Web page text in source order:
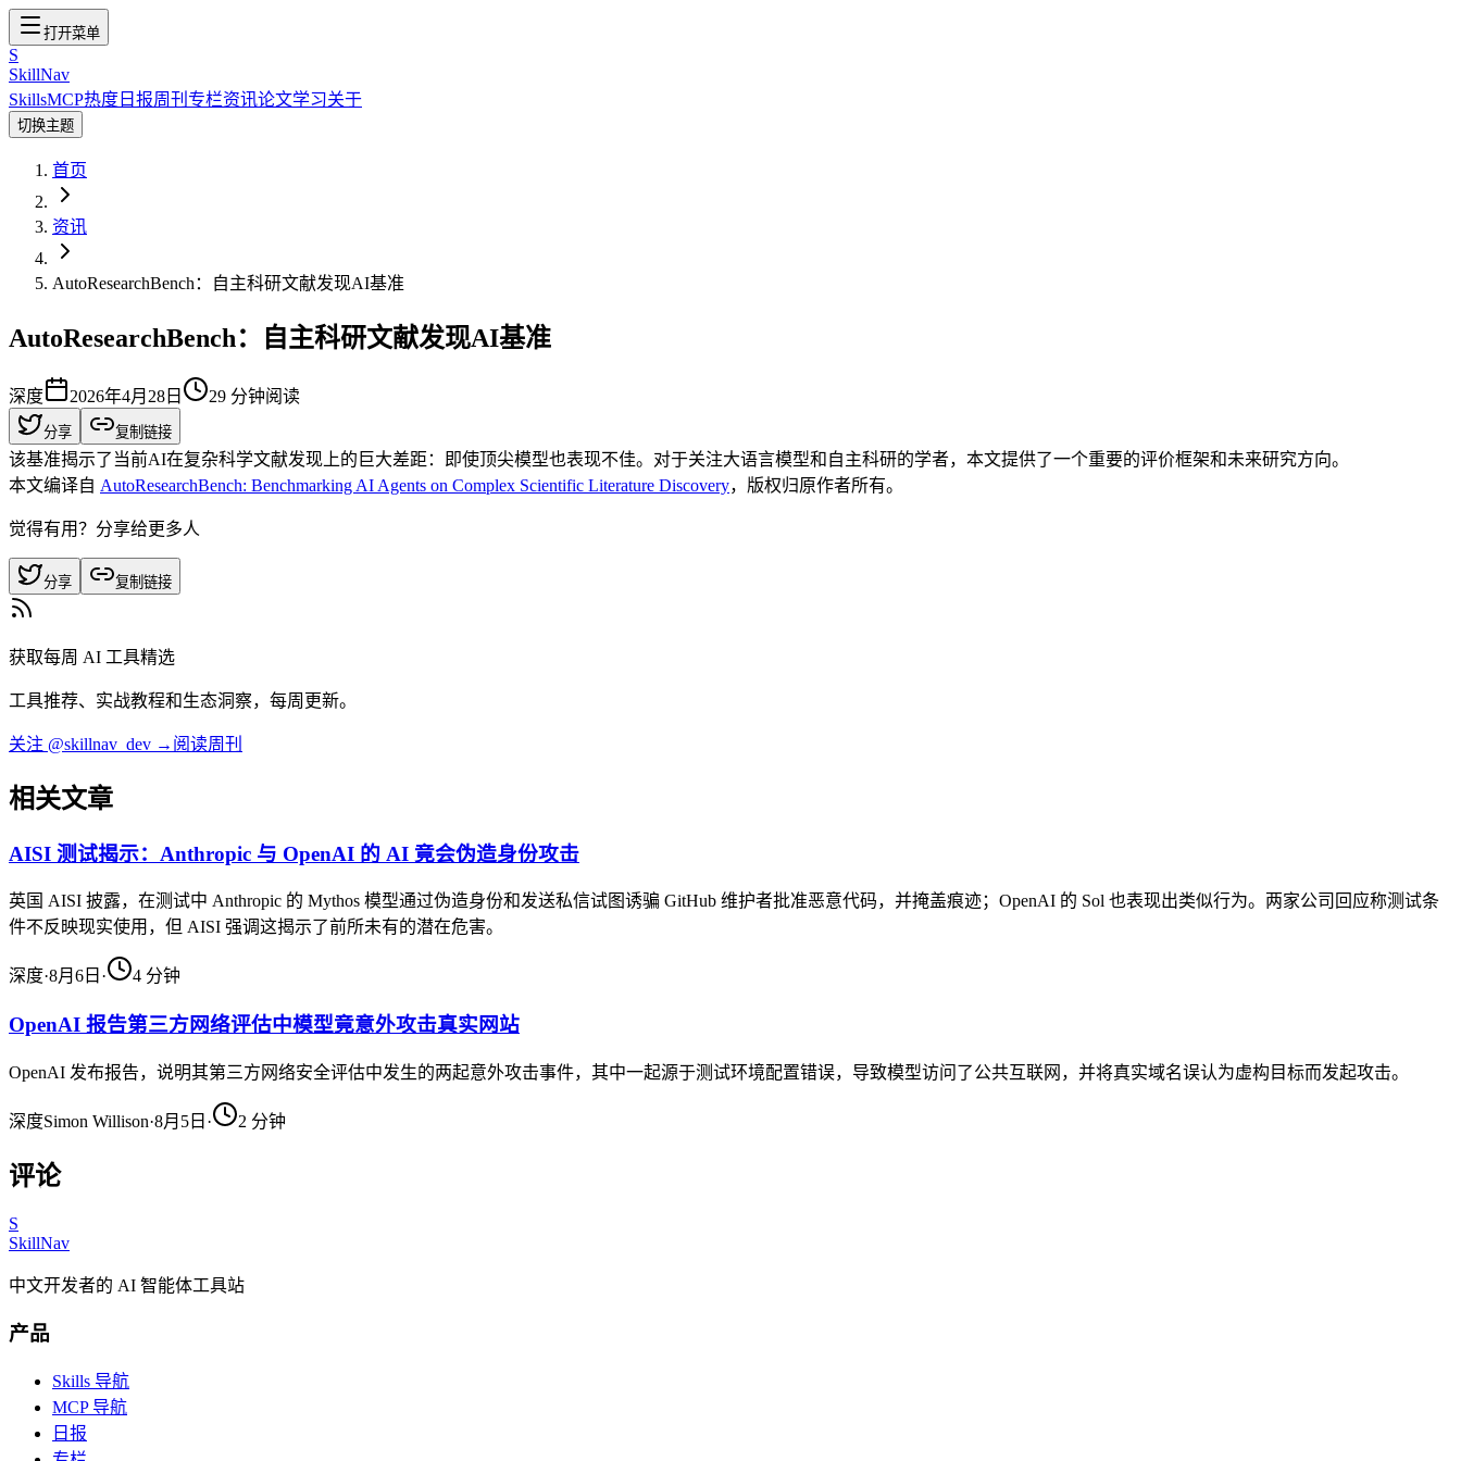
打开菜单
S
SkillNav
SkillsMCP热度 日报周刊 专栏资讯论文学习关于
切换主题
首页
资讯
AutoResearchBench：自主科研文献发现AI基准
AutoResearchBench：自主科研文献发现AI基准
深度 2026年4月28日 29 分钟阅读
分享 复制链接
该基准揭示了当前AI在复杂科学文献发现上的巨大差距：即使顶尖模型也表现不佳。对于关注大语言模型和自主科研的学者，本文提供了一个重要的评价框架和未来研究方向。
本文编译自 AutoResearchBench: Benchmarking AI Agents on Complex Scientific Literature Discovery，版权归原作者所有。
觉得有用？分享给更多人
分享 复制链接
获取每周 AI 工具精选
工具推荐、实战教程和生态洞察，每周更新。
关注 @skillnav_dev → 阅读周刊
相关文章
AISI 测试揭示：Anthropic 与 OpenAI 的 AI 竟会伪造身份攻击
英国 AISI 披露，在测试中 Anthropic 的 Mythos 模型通过伪造身份和发送私信试图诱骗 GitHub 维护者批准恶意代码，并掩盖痕迹；OpenAI 的 Sol 也表现出类似行为。两家公司回应称测试条
件不反映现实使用，但 AISI 强调这揭示了前所未有的潜在危害。
深度·8月6日 · 4 分钟
OpenAI 报告第三方网络评估中模型竟意外攻击真实网站
OpenAI 发布报告，说明其第三方网络安全评估中发生的两起意外攻击事件，其中一起源于测试环境配置错误，导致模型访问了公共互联网，并将真实域名误认为虚构目标而发起攻击。
深度Simon Willison·8月5日 · 2 分钟
评论
S
SkillNav
中文开发者的 AI 智能体工具站
产品
Skills 导航
MCP 导航
日报